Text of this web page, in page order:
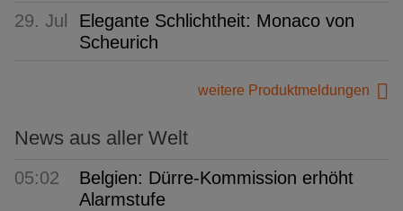
29. Jul
Elegante Schlichtheit: Monaco von
Scheurich
weitere Produktmeldungen
News aus aller Welt
05:02
Belgien: Dürre-Kommission erhöht
Alarmstufe